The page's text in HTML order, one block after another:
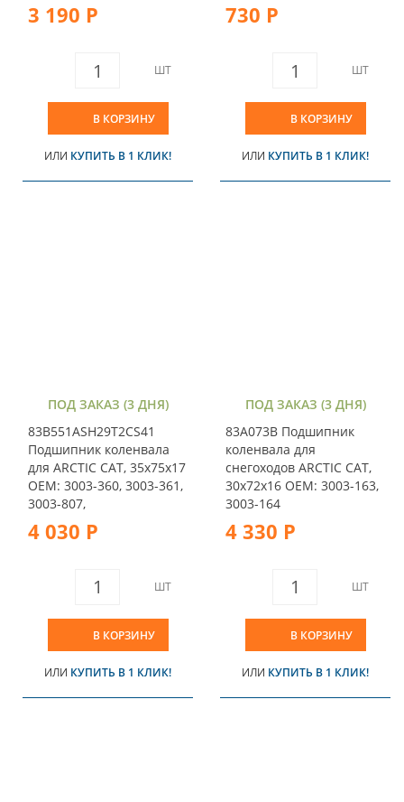
3 190 Р
ШТ
В КОРЗИНУ
ИЛИ КУПИТЬ В 1 КЛИК!
730 Р
ШТ
В КОРЗИНУ
ИЛИ КУПИТЬ В 1 КЛИК!
ПОД ЗАКАЗ (3 ДНЯ)
83B551ASH29T2CS41
Подшипник коленвала
для ARCTIC CAT, 35x75x17
OEM: 3003-360, 3003-361,
3003-807,
4 030 Р
ШТ
В КОРЗИНУ
ИЛИ КУПИТЬ В 1 КЛИК!
ПОД ЗАКАЗ (3 ДНЯ)
83A073B Подшипник
коленвала для
снегоходов ARCTIC CAT,
30x72x16 OEM: 3003-163,
3003-164
4 330 Р
ШТ
В КОРЗИНУ
ИЛИ КУПИТЬ В 1 КЛИК!